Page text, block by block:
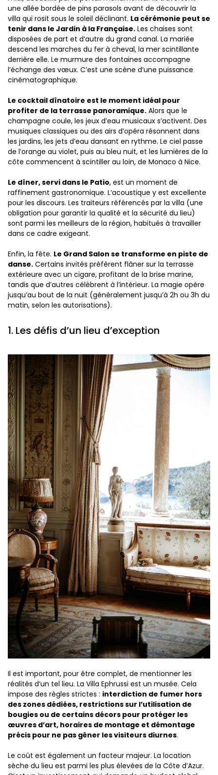
une allée bordée de pins parasols avant de découvrir la
villa qui rosit sous le soleil déclinant. La cérémonie peut se
tenir dans le Jardin à la Française. Les chaises sont
disposées de part et d’autre du grand canal. La mariée
descend les marches du fer à cheval, la mer scintillante
derrière elle. Le murmure des fontaines accompagne
l’échange des vœux. C’est une scène d’une puissance
cinématographique.
Le cocktail dînatoire est le moment idéal pour
profiter de la terrasse panoramique. Alors que le
champagne coule, les jeux d’eau musicaux s’activent. Des
musiques classiques ou des airs d’opéra résonnent dans
les jardins, les jets d’eau dansant en rythme. Le ciel passe
de l’orange au violet, puis au bleu nuit, et les lumières de la
côte commencent à scintiller au loin, de Monaco à Nice.
Le dîner, servi dans le Patio, est un moment de
raffinement gastronomique. L’acoustique y est excellente
pour les discours. Les traiteurs référencés par la villa (une
obligation pour garantir la qualité et la sécurité du lieu)
sont parmi les meilleurs de la région, habitués à travailler
dans ce cadre exigeant.
Enfin, la fête. Le Grand Salon se transforme en piste de
danse. Certains invités préfèrent flâner sur la terrasse
extérieure avec un cigare, profitant de la brise marine,
tandis que d’autres célèbrent à l’intérieur. La magie opère
jusqu’au bout de la nuit (généralement jusqu’à 2h ou 3h du
matin, selon les autorisations).
1. Les défis d’un lieu d’exception
Il est important, pour être complet, de mentionner les
réalités d’un tel lieu. La Villa Ephrussi est un musée. Cela
impose des règles strictes : interdiction de fumer hors
des zones dédiées, restrictions sur l’utilisation de
bougies ou de certains décors pour protéger les
œuvres d’art, horaires de montage et démontage
précis pour ne pas gêner les visiteurs diurnes.
Le coût est également un facteur majeur. La location
sèche du lieu est parmi les plus élevées de la Côte d’Azur.